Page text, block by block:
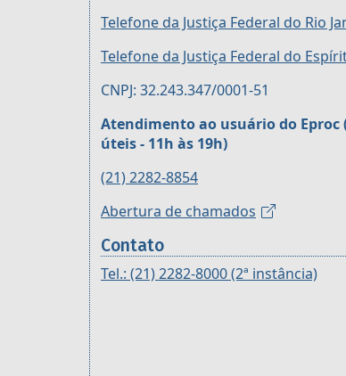
Telefone da Justiça Federal do Rio
Telefone da Justiça Federal do
CNPJ: 32.243.347/0001-51
Atendimento ao usuário do Eproc
úteis - 11h às 19h)
(21) 2282-8854
Abertura de chamados
Contato
Tel.: (21) 2282-8000 (2ª instância)